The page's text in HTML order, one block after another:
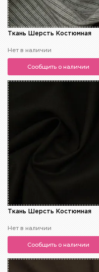
Ткань Шерсть Костюмная
Нет в наличии
Сообщить о наличии
Ткань Шерсть Костюмная
Нет в наличии
Сообщить о наличии